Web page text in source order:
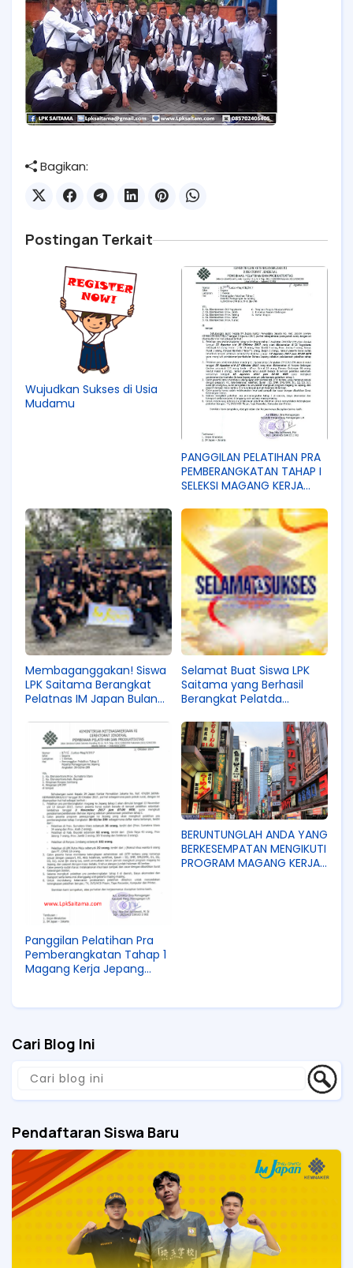
Bagikan:
Postingan Terkait
Wujudkan Sukses di Usia
Mudamu
PANGGILAN PELATIHAN PRA
PEMBERANGKATAN TAHAP I
SELEKSI MAGANG KERJA
DISNAKETRANS D. I.
Yogyakarta
Membaganggakan! Siswa
LPK Saitama Berangkat
Pelatnas IM Japan Bulan
Selamat Buat Siswa LPK
Saitama yang Berhasil
Berangkat Pelatda
Panggilan Pelatihan Pra
Pemberangkatan Tahap 1
Magang Kerja Jepang
BERUNTUNGLAH ANDA YANG
BERKESEMPATAN MENGIKUTI
PROGRAM MAGANG KERJA
Cari Blog Ini
Pendaftaran Siswa Baru